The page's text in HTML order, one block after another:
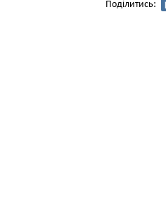
Поділитись: